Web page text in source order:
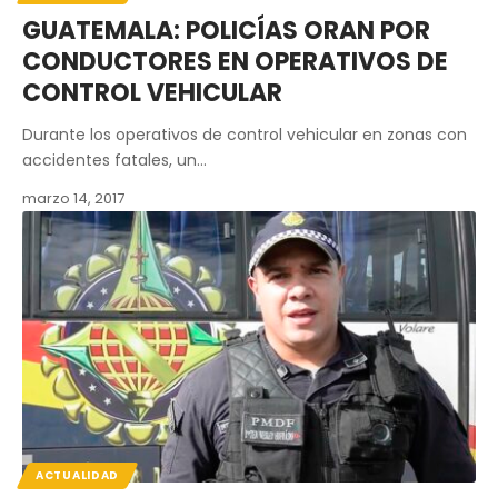
GUATEMALA: POLICÍAS ORAN POR
CONDUCTORES EN OPERATIVOS DE
CONTROL VEHICULAR
Durante los operativos de control vehicular en zonas con
accidentes fatales, un…
marzo 14, 2017
ACTUALIDAD